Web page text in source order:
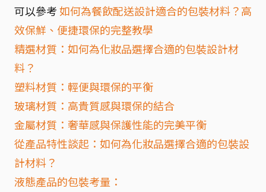
可以參考如何為餐飲配送設計適合的包裝材料？高
效保鮮、便捷環保的完整教學
精選材質：如何為化妝品選擇合適的包裝設計材
料？
塑料材質：輕便與環保的平衡
玻璃材質：高貴質感與環保的結合
金屬材質：奢華感與保護性能的完美平衡
從產品特性談起：如何為化妝品選擇合適的包裝設
計材料？
液態產品的包裝考量：